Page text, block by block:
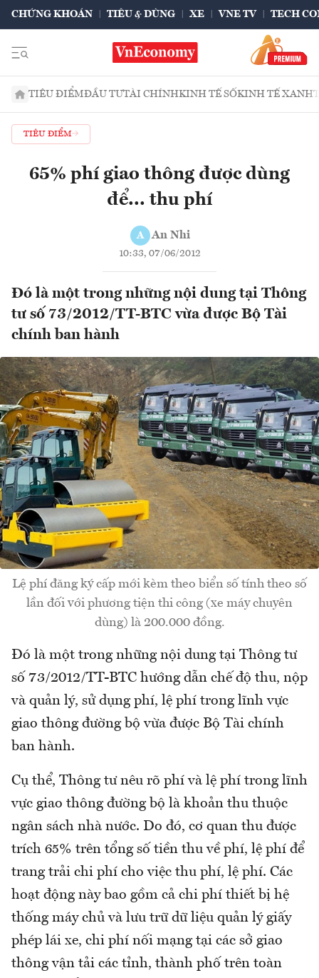
CHỨNG KHOÁN TIÊU & DÙNG XE VNE TV TECH
TIÊU ĐIỂMĐẦU TƯTÀI CHÍNHKINH TẾ SỐKINH TẾ XANH
TIÊU ĐIỂM
65% phí giao thông được dùng
để... thu phí
A An Nhi
10:33, 07/06/2012
Đó là một trong những nội dung tại Thông
tư số 73/2012/TT-BTC vừa được Bộ Tài
chính ban hành
Lệ phí đăng ký cấp mới kèm theo biển số tính theo số
lần đối với phương tiện thi công (xe máy chuyên
dùng) là 200.000 đồng.
Đó là một trong những nội dung tại Thông tư
số 73/2012/TT-BTC hướng dẫn chế độ thu, nộp
và quản lý, sử dụng phí, lệ phí trong lĩnh vực
giao thông đường bộ vừa được Bộ Tài chính
ban hành.
Cụ thể, Thông tư nêu rõ phí và lệ phí trong lĩnh
vực giao thông đường bộ là khoản thu thuộc
ngân sách nhà nước. Do đó, cơ quan thu được
trích 65% trên tổng số tiền thu về phí, lệ phí để
trang trải chi phí cho việc thu phí, lệ phí. Các
hoạt động này bao gồm cả chi phí thiết bị hệ
thống máy chủ và lưu trữ dữ liệu quản lý giấy
phép lái xe, chi phí nối mạng tại các sở giao
thông vận tải các tỉnh, thành phố trên toàn